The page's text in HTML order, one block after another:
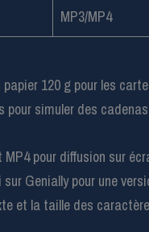
MP3/MP4
120 g pour les
pour simuler des
pour diffusion sur
Genially pour une
et la taille des